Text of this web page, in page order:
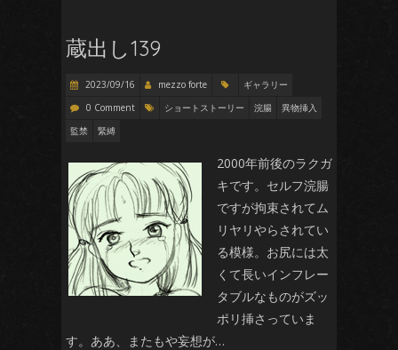
蔵出し139
2023/09/16 mezzo forte
ギャラリー
0 Comment
ショートストーリー 浣腸
異物挿入
監禁
緊縛
2000年前後のラクガ
キです。セルフ浣腸
ですが拘束されてム
リヤリやらされてい
る模様。お尻には太
くて長いインフレー
タブルなものがズッ
ポリ挿さっていま
す。ああ、またもや妄想が…